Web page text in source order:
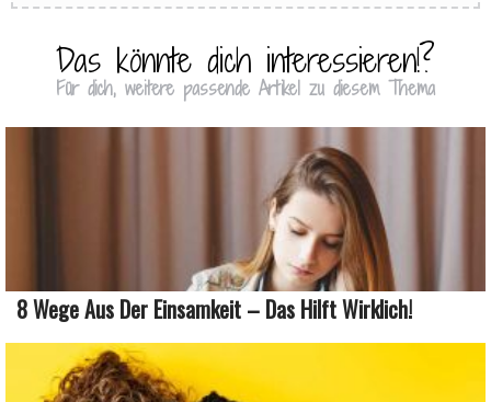
Das könnte dich interessieren!?
Für dich, weitere passende Artikel zu diesem Thema
8 Wege Aus Der Einsamkeit – Das Hilft Wirklich!